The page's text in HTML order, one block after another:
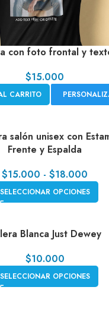
con foto frontal y
$15.000
CARRITO
salón unisex con
Frente y Espalda
$15.000 - $18.000
SELECCIONAR OPCIONES
Blanca Just Dewey
$10.000
SELECCIONAR OPCIONES